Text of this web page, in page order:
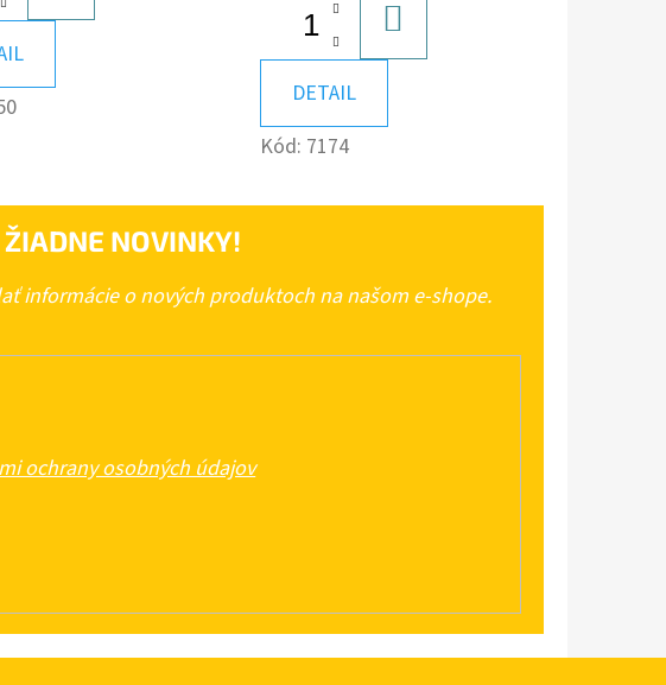
KOŠÍKA
KOŠÍKA
DETAIL
Kód: 7174
NOVINKY!
informácie o nových produktoch na našom e-shope.
ochrany osobných údajov